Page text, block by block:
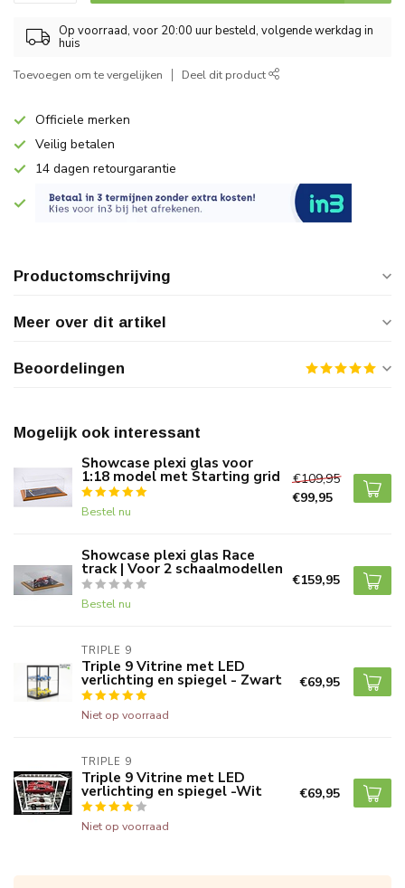
Op voorraad, voor 20:00 uur besteld, volgende werkdag in
huis
Toevoegen om te vergelijken Deel dit product
Officiele merken
Veilig betalen
14 dagen retourgarantie
Productomschrijving
Meer over dit artikel
Beoordelingen
Mogelijk ook interessant
Showcase plexi glas voor
1:18 model met Starting grid
Bestel nu
€109,95
€99,95
Showcase plexi glas Race
track | Voor 2 schaalmodellen
Bestel nu
€159,95
TRIPLE 9
Triple 9 Vitrine met LED
verlichting en spiegel - Zwart
Niet op voorraad
€69,95
TRIPLE 9
Triple 9 Vitrine met LED
verlichting en spiegel -Wit
Niet op voorraad
€69,95